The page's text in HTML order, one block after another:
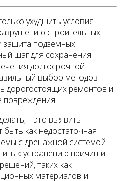
ухудшить условия
строительных
защита подземных
шаг для сохранения
долгосрочной
выбор методов
дорогостоящих ремонтов и
повреждения.
– это выявить
как недостаточная
с дренажной системой.
к устранению причин и
таких как
материалов и